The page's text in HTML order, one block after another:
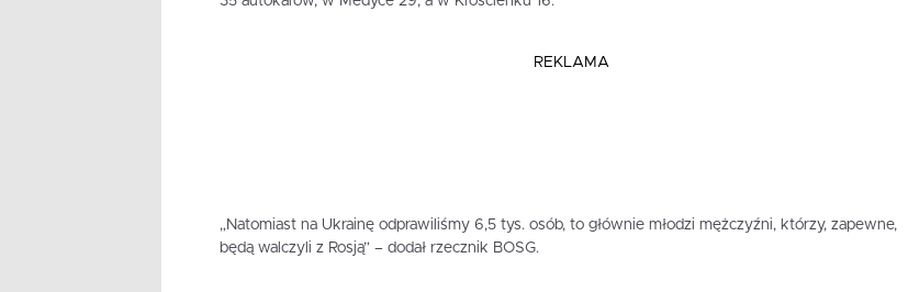
REKLAMA
„Natomiast na Ukrainę odprawiliśmy 6,5 tys. osób, to głównie młodzi mężczyźni, którzy, zapewne,
będą walczyli z Rosją” – dodał rzecznik BOSG.